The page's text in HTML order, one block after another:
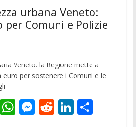
urbana Veneto:
per Comuni e Polizie
Veneto: la Regione mette a
euro per sostenere i Comuni e le
W M R Li C